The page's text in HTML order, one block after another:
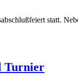
statt.
Turnier